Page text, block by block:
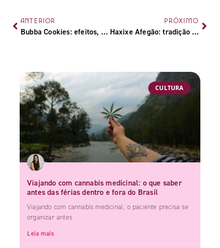
ANTERIOR
Bubba Cookies: efeitos, características e cultivo da strain
PRÓXIMO
Haxixe Afegão: tradição e cultura canábica no Afeganistão
CULTURA
Viajando com cannabis medicinal: o que saber
antes das férias dentro e fora do Brasil
Viajando com cannabis medicinal, o paciente precisa se
organizar antes
Leia mais